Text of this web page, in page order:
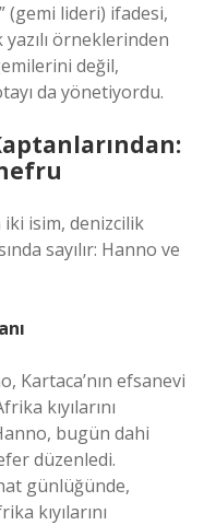
(gemi lideri) ifadesi,
örneklerinden
değil,
da yönetiyordu.
isim, denizcilik
sayılır: Hanno ve
Kartaca’nın efsanevi
kıyılarını
bugün dahi
düzenledi.
günlüğünde,
kıyılarını